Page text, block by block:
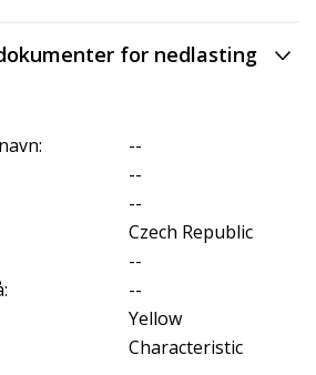
for nedlasting
--
--
--
Czech Republic
--
--
Yellow
Characteristic